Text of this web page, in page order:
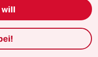
die nach
bei 3,92
schwerlich als